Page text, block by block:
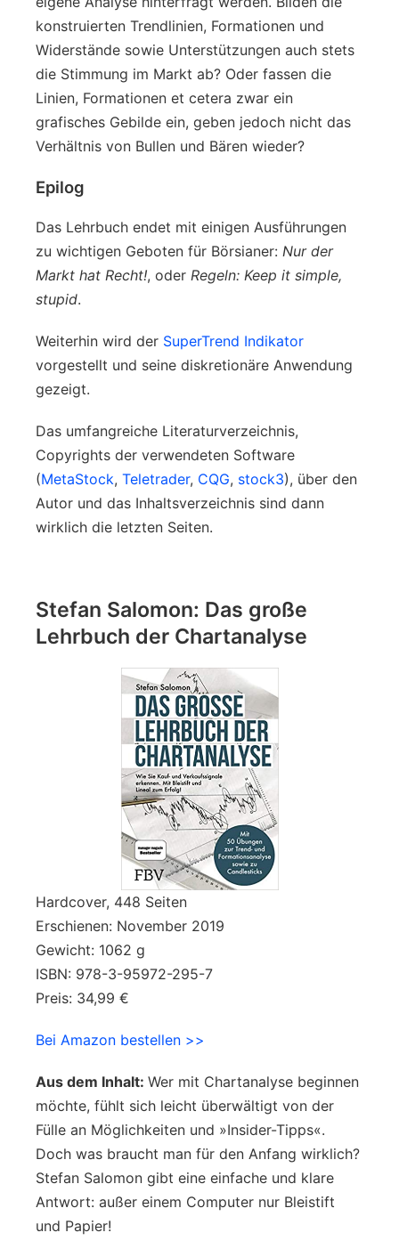
konstruierten Trendlinien, Formationen und
Widerstände sowie Unterstützungen auch stets
die Stimmung im Markt ab? Oder fassen die
Linien, Formationen et cetera zwar ein
grafisches Gebilde ein, geben jedoch nicht das
Verhältnis von Bullen und Bären wieder?
Epilog
Das Lehrbuch endet mit einigen Ausführungen
zu wichtigen Geboten für Börsianer: Nur der
Markt hat Recht!, oder Regeln: Keep it simple,
stupid.
Weiterhin wird der SuperTrend Indikator
vorgestellt und seine diskretionäre Anwendung
gezeigt.
Das umfangreiche Literaturverzeichnis,
Copyrights der verwendeten Software
(MetaStock, Teletrader, CQG, stock3), über den
Autor und das Inhaltsverzeichnis sind dann
wirklich die letzten Seiten.
Stefan Salomon: Das große
Lehrbuch der Chartanalyse
Hardcover, 448 Seiten
Erschienen: November 2019
Gewicht: 1062 g
ISBN: 978-3-95972-295-7
Preis: 34,99 €
Bei Amazon bestellen >>
Aus dem Inhalt: Wer mit Chartanalyse beginnen
möchte, fühlt sich leicht überwältigt von der
Fülle an Möglichkeiten und »Insider-Tipps«.
Doch was braucht man für den Anfang wirklich?
Stefan Salomon gibt eine einfache und klare
Antwort: außer einem Computer nur Bleistift
und Papier!